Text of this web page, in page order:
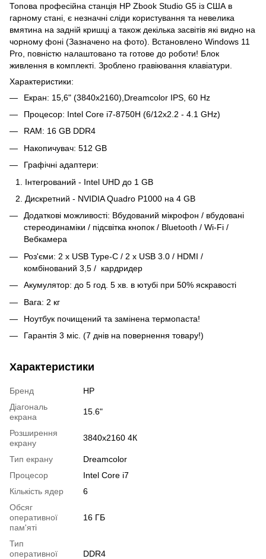
Топова професійна станція HP Zbook Studio G5 із США в
гарному стані, є незначні сліди користування та невелика
вмятина на задній кришці а також декілька засвітів які видно на
чорному фоні (Зазначено на фото). Встановлено Windows 11
Pro, повністю налаштовано та готове до роботи! Блок
живлення в комплекті. Зроблено гравіювання клавіатури.
Характеристики:
Екран: 15,6" (3840x2160),Dreamcolor IPS, 60 Hz
Процесор: Intel Core i7-8750H (6/12x2.2 - 4.1 GHz)
RAM: 16 GB DDR4
Накопичувач: 512 GB
Графічні адаптери:
Інтегрований - Intel UHD до 1 GB
Дискретний - NVIDIA Quadro P1000 на 4 GB
Додаткові можливості: Вбудований мікрофон / вбудовані
стереодинаміки / підсвітка кнопок / Bluetooth / Wi-Fi /
Вебкамера
Роз'єми: 2 x USB Type-C / 2 x USB 3.0 / HDMI /
комбінований 3,5 / кардридер
Акумулятор: до 5 год. 5 хв. в ютубі при 50% яскравості
Вага: 2 кг
Ноутбук почищений та замінена термопаста!
Гарантія 3 міс. (7 днів на повернення товару!)
Характеристики
Бренд
HP
Діагональ
екрана
15.6"
Розширення
екрану
3840х2160 4К
Тип екрану
Dreamcolor
Процесор
Intel Core i7
Кількість ядер
6
Обсяг
оперативної
пам'яті
16 ГБ
Тип
оперативної
DDR4